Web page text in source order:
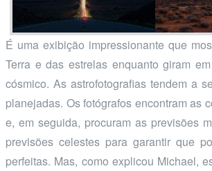
É uma exibição impressionante que
Terra e das estrelas enquanto giram
cósmico. As astrofotografias tendem a
planejadas. Os fotógrafos encontram as
e, em seguida, procuram as previsões
previsões celestes para garantir que
perfeitas. Mas, como explicou Michael,